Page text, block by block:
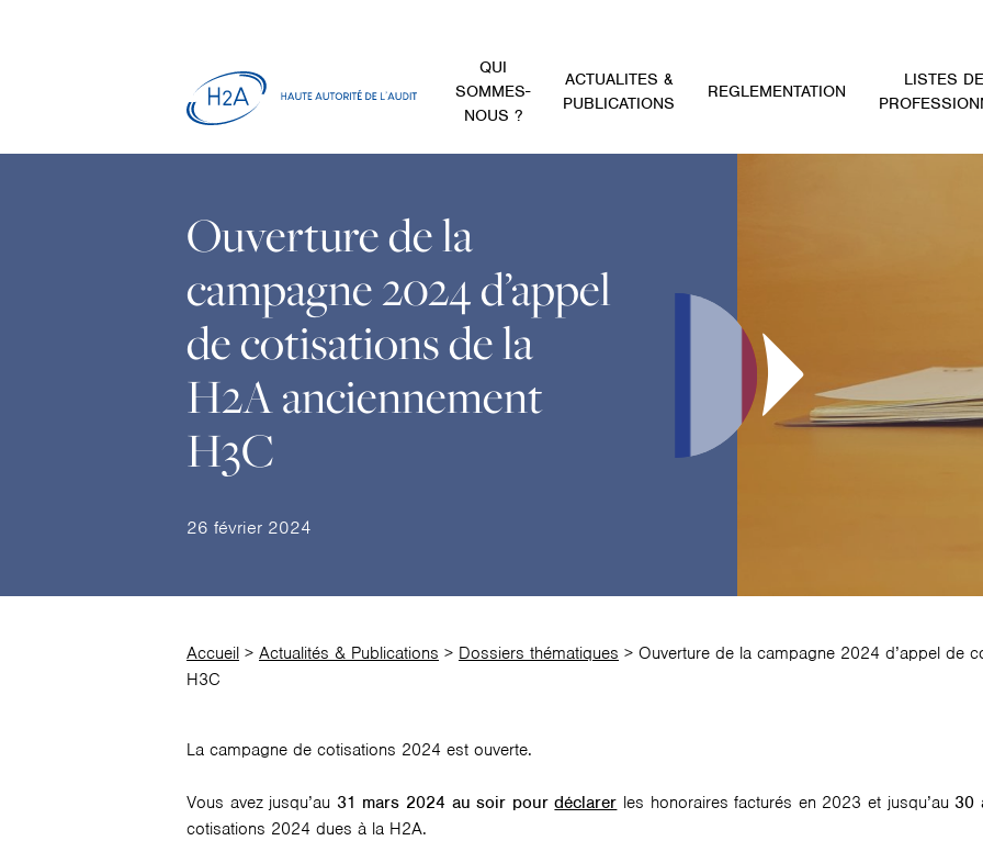
QUI
SOMMES-
NOUS ?
ACTUALITES &
PUBLICATIONS
REGLEMENTATION
LISTES
Ouverture de la
campagne 2024 d’appel
de cotisations de la
H2A anciennement
H3C
26 février 2024
Accueil > Actualités & Publications > Dossiers thématiques > Ouverture de la campagne 2024 d’appel de
H3C
La campagne de cotisations 2024 est ouverte.
Vous avez jusqu’au 31 mars 2024 au soir pourdéclarer les honoraires facturés en 2023 et jusqu’au 30
cotisations 2024 dues à la H2A.